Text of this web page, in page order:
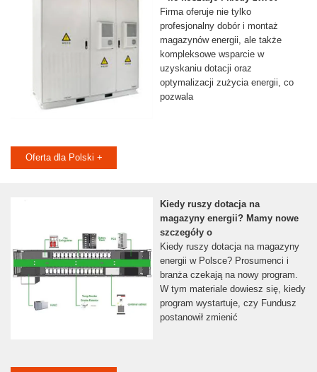
Firma oferuje nie tylko
profesjonalny dobór i montaż
magazynów energii, ale także
kompleksowe wsparcie w
uzyskaniu dotacji oraz
optymalizacji zużycia energii, co
pozwala
Oferta dla Polski +
Kiedy ruszy dotacja na
magazyny energii? Mamy nowe
szczegóły o
Kiedy ruszy dotacja na magazyny
energii w Polsce? Prosumenci i
branża czekają na nowy program.
W tym materiale dowiesz się, kiedy
program wystartuje, czy Fundusz
postanowił zmienić